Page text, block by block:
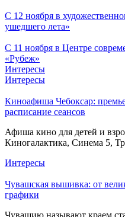
С 12 ноября в
ушедшего лета»
С 11 ноября в Центре
«Рубеж»
Интересы
Интересы
Киноафиша Чебоксар:
расписание сеансов
Афиша кино для детей и
Киногалактика, Синема 5,
Интересы
Чувашская вышивка: от
графики
Чувашию называют краем